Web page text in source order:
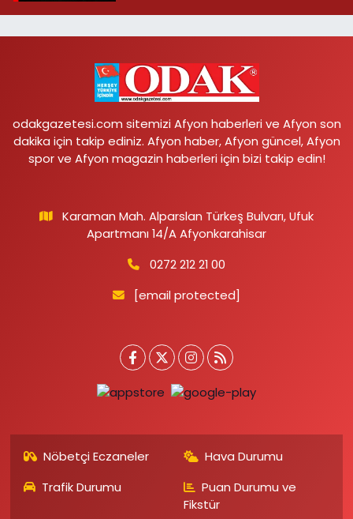
odakgazetesi.com sitemizi Afyon haberleri ve Afyon son
dakika için takip ediniz. Afyon haber, Afyon güncel, Afyon
spor ve Afyon magazin haberleri için bizi takip edin!
Karaman Mah. Alparslan Türkeş Bulvarı, Ufuk
Apartmanı 14/A Afyonkarahisar
0272 212 21 00
[email protected]
Nöbetçi Eczaneler
Hava Durumu
Trafik Durumu
Puan Durumu ve
Fikstür